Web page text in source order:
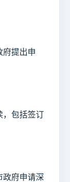
府提出申
，包括签订
政府申请深